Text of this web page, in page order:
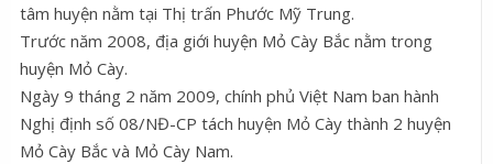
tâm huyện nằm tại Thị trấn Phước Mỹ Trung.
Trước năm 2008, địa giới huyện Mỏ Cày Bắc nằm trong
huyện Mỏ Cày.
Ngày 9 tháng 2 năm 2009, chính phủ Việt Nam ban hành
Nghị định số 08/NĐ-CP tách huyện Mỏ Cày thành 2 huyện
Mỏ Cày Bắc và Mỏ Cày Nam.